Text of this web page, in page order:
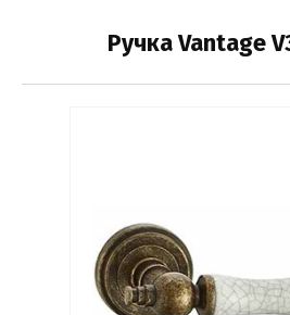
Ручка Vantage
Производитель:
Выберите...